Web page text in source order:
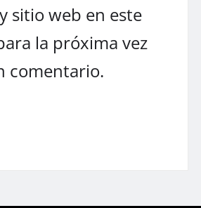
sitio web en este
la próxima vez
comentario.